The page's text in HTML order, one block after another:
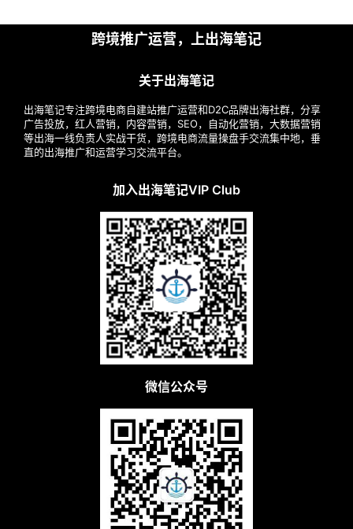
跨境推广运营，上出海笔记
关于出海笔记
出海笔记专注跨境电商自建站推广运营和D2C品牌出海社群，分享
广告投放，红人营销，内容营销，SEO，自动化营销，大数据营销
等出海一线负责人实战干货，跨境电商流量操盘手交流集中地，垂
直的出海推广和运营学习交流平台。
加入出海笔记VIP Club
微信公众号